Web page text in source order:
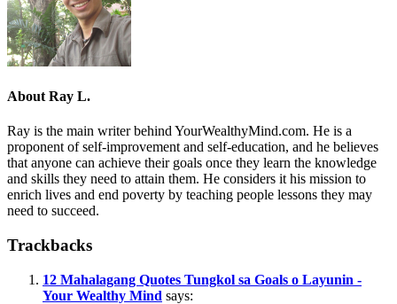
About Ray L.
Ray is the main writer behind YourWealthyMind.com. He is a
proponent of self-improvement and self-education, and he believes
that anyone can achieve their goals once they learn the knowledge
and skills they need to attain them. He considers it his mission to
enrich lives and end poverty by teaching people lessons they may
need to succeed.
Trackbacks
12 Mahalagang Quotes Tungkol sa Goals o Layunin -
Your Wealthy Mind says: